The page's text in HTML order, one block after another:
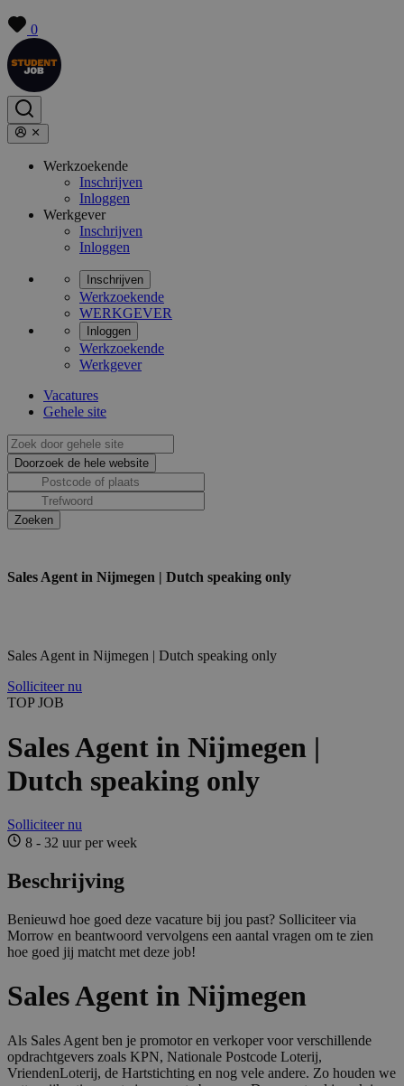
0
Werkzoekende
Inschrijven
Inloggen
Werkgever
Inschrijven
Inloggen
Inschrijven
Werkzoekende
WERKGEVER
Inloggen
Werkzoekende
Werkgever
Vacatures
Gehele site
Sales Agent in Nijmegen | Dutch speaking only
Sales Agent in Nijmegen | Dutch speaking only
Solliciteer nu
TOP JOB
Sales Agent in Nijmegen |
Dutch speaking only
Solliciteer nu
8 - 32 uur per week
Beschrijving
Benieuwd hoe goed deze vacature bij jou past? Solliciteer via
Morrow en beantwoord vervolgens een aantal vragen om te zien
hoe goed jij matcht met deze job!
Sales Agent in Nijmegen
Als Sales Agent ben je promotor en verkoper voor verschillende
opdrachtgevers zoals KPN, Nationale Postcode Loterij,
VriendenLoterij, de Hartstichting en nog vele andere. Zo houden we